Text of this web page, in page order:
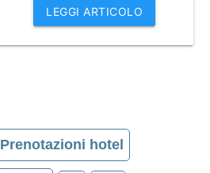
LEGGI ARTICOLO
Prenotazioni hotel